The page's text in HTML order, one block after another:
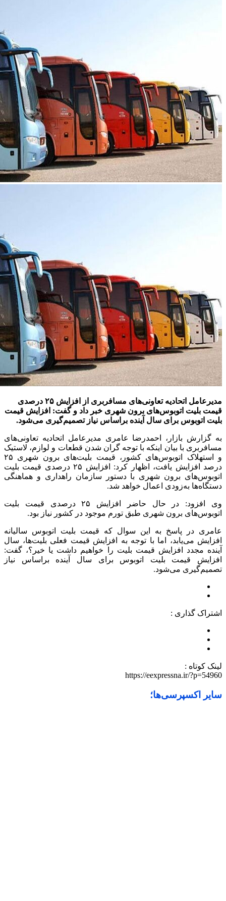
مدیرعامل اتحادیه تعاونی‌های مسافربری از افزایش ۲۵ درصدی
قیمت بلیت اتوبوس‌های برون شهری خبر داد و گفت: افزایش قیمت
بلیت اتوبوس برای سال آینده براساس نیاز تصمیم‌گیری می‌شود.
به گزارش بازار، احمدرضا عامری مدیرعامل اتحادیه تعاونی‌های
مسافربری با بیان اینکه با توجه گران شدن قطعات و لوازم، لاستیک
و استهلاک اتوبوس‌های کشور، قیمت بلیت‌های برون شهری ۲۵
درصد افزایش یافت، اظهار کرد: افزایش ۲۵ درصدی قیمت بلیت
اتوبوس‌های برون شهری با دستور سازمان راهداری و هماهنگی
دستگاه‌ها به‌زودی اعمال خواهد شد.
وی افزود: در حال حاضر افزایش ۲۵ درصدی قیمت بلیت
اتوبوس‌های برون شهری طبق تورم موجود در کشور نیاز بود.
عامری در پاسخ به این سوال که قیمت بلیت اتوبوس سالیانه
افزایش می‌یابد، اما با توجه به افزایش قیمت فعلی بلیت‌ها، سال
آینده مجدد افزایش قیمت بلیت را خواهیم داشت یا خیر؟، گفت:
افزایش قیمت بلیت اتوبوس برای سال آینده براساس نیاز
تصمیم‌گیری می‌شود.
اشتراک گذاری :
لینک کوتاه :
https://eexpressna.ir/?p=54960
سایر اکسپرسی‌ها؛